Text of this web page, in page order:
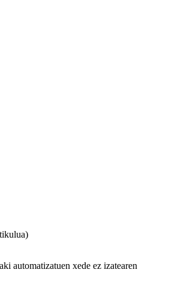
automatizatuen xede ez izatearen